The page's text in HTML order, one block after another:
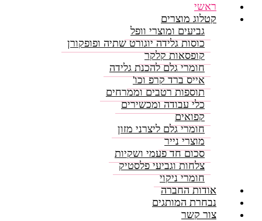
ראשי
קטלוג מוצרים
גביעים ומוצרי וופל
כוסות גלידה יוגורט שתיה ופופקורן
קופסאות קלקר
חומרי גלם להכנת גלידה
אייס ברד קרפ וכו'
תוספות רטבים וממרחים
כלי עבודה ומכשירים
קפואים
חומרי גלם ליצרני מזון
מוצרי נייר
סכום חד פעמי ושקיות
צלחות וגביעי פלסטיק
חומרי ניקוי
אודות החברה
נבחרת המותגים
צור קשר